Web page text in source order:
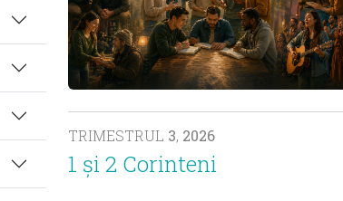
TRIMESTRUL 3, 2026
1 și 2 Corinteni